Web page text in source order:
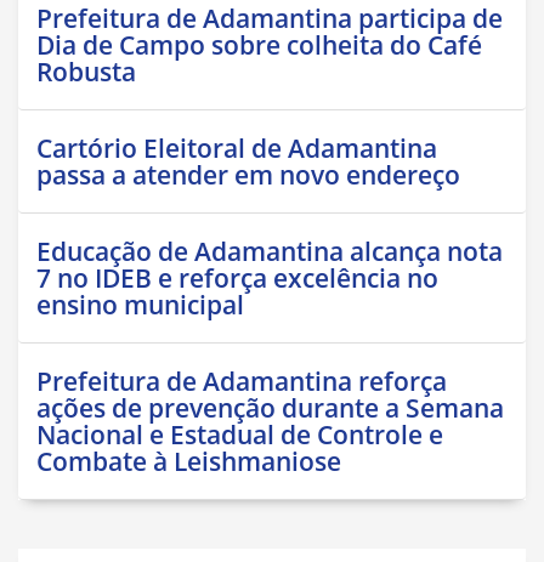
Prefeitura de Adamantina participa de
Dia de Campo sobre colheita do Café
Robusta
Cartório Eleitoral de Adamantina
passa a atender em novo endereço
Educação de Adamantina alcança nota
7 no IDEB e reforça excelência no
ensino municipal
Prefeitura de Adamantina reforça
ações de prevenção durante a Semana
Nacional e Estadual de Controle e
Combate à Leishmaniose